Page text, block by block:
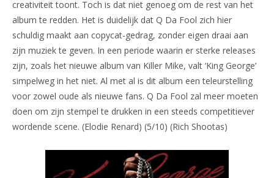
creativiteit toont. Toch is dat niet genoeg om de rest van het
album te redden. Het is duidelijk dat Q Da Fool zich hier
schuldig maakt aan copycat-gedrag, zonder eigen draai aan
zijn muziek te geven. In een periode waarin er sterke releases
zijn, zoals het nieuwe album van Killer Mike, valt ‘King George’
simpelweg in het niet. Al met al is dit album een teleurstelling
voor zowel oude als nieuwe fans. Q Da Fool zal meer moeten
doen om zijn stempel te drukken in een steeds competitiever
wordende scene. (Elodie Renard) (5/10) (Rich Shootas)